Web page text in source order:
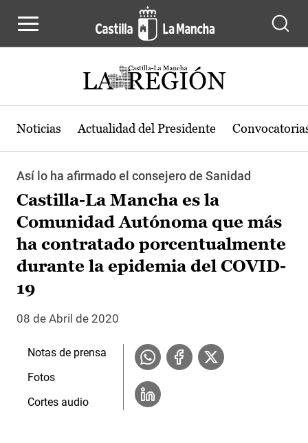
Noticias Actualidad del Presidente
Así lo ha afirmado el consejero de Sanidad
Castilla-La Mancha es la
Comunidad Autónoma que más
ha contratado porcentualmente
durante la epidemia del COVID-
19
08 de Abril de 2020
Notas de prensa
Fotos
Cortes audio